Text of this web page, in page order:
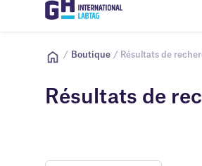
/ Boutique / Résultats de
Résultats de